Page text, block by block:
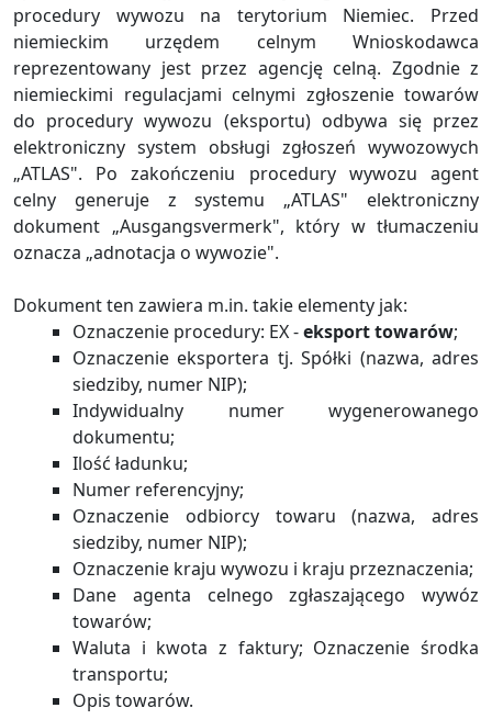
procedury wywozu na terytorium Niemiec. Przed
niemieckim urzędem celnym Wnioskodawca
reprezentowany jest przez agencję celną. Zgodnie z
niemieckimi regulacjami celnymi zgłoszenie towarów
do procedury wywozu (eksportu) odbywa się przez
elektroniczny system obsługi zgłoszeń wywozowych
„ATLAS". Po zakończeniu procedury wywozu agent
celny generuje z systemu „ATLAS" elektroniczny
dokument „Ausgangsvermerk", który w tłumaczeniu
oznacza „adnotacja o wywozie".
Dokument ten zawiera m.in. takie elementy jak:
Oznaczenie procedury: EX -eksport towarów;
Oznaczenie eksportera tj. Spółki (nazwa, adres
siedziby, numer NIP);
Indywidualny numer wygenerowanego
dokumentu;
Ilość ładunku;
Numer referencyjny;
Oznaczenie odbiorcy towaru (nazwa, adres
siedziby, numer NIP);
Oznaczenie kraju wywozu i kraju przeznaczenia;
Dane agenta celnego zgłaszającego wywóz
towarów;
Waluta i kwota z faktury; Oznaczenie środka
transportu;
Opis towarów.